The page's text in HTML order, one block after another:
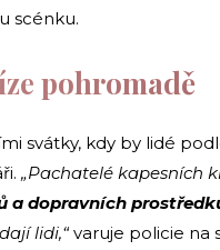
scénku.
pohromadě
svátky, kdy by lidé
„Pachatelé kapesních
a dopravních
lidi,“varuje policie na